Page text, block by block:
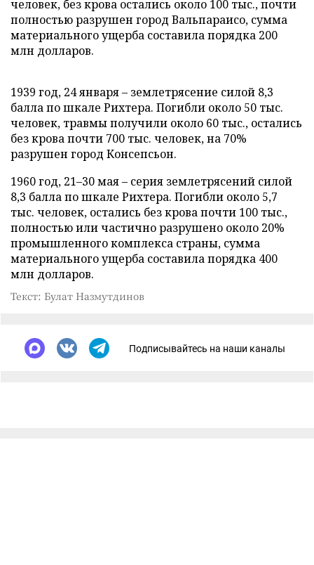
человек, без крова остались около 100 тыс., почти
полностью разрушен город Вальпараисо, сумма
материального ущерба составила порядка 200
млн долларов.
1939 год, 24 января – землетрясение силой 8,3
балла по шкале Рихтера. Погибли около 50 тыс.
человек, травмы получили около 60 тыс., остались
без крова почти 700 тыс. человек, на 70%
разрушен город Консепсьон.
1960 год, 21–30 мая – серия землетрясений силой
8,3 балла по шкале Рихтера. Погибли около 5,7
тыс. человек, остались без крова почти 100 тыс.,
полностью или частично разрушено около 20%
промышленного комплекса страны, сумма
материального ущерба составила порядка 400
млн долларов.
Текст: Булат Назмутдинов
Подписывайтесь на наши каналы